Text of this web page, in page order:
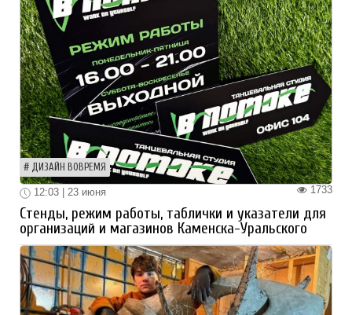
ДИЗАЙН ВОВРЕМЯ
1733
12:03 | 23 июня
Стенды, режим работы, таблички и указатели для
организаций и магазинов Каменска-Уральского